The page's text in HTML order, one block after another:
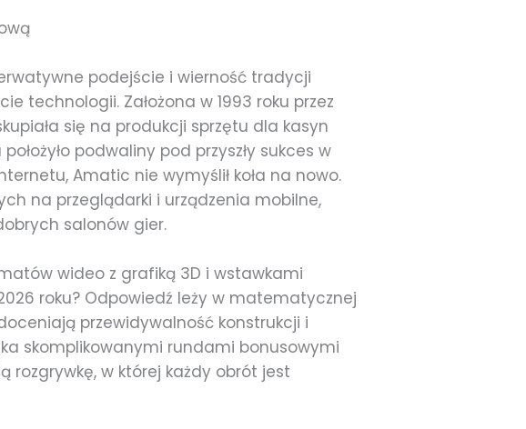
podejście i wierność tradycji
technologii. Założona w 1993 roku przez
się na produkcji sprzętu dla kasyn
podwaliny pod przyszły sukces w
Amatic nie wymyślił koła na nowo.
na przeglądarki i urządzenia mobilne,
salonów gier.
wideo z grafiką 3D i wstawkami
roku? Odpowiedź leży w matematycznej
przewidywalność konstrukcji i
skomplikowanymi rundami bonusowymi
rozgrywkę, w której każdy obrót jest